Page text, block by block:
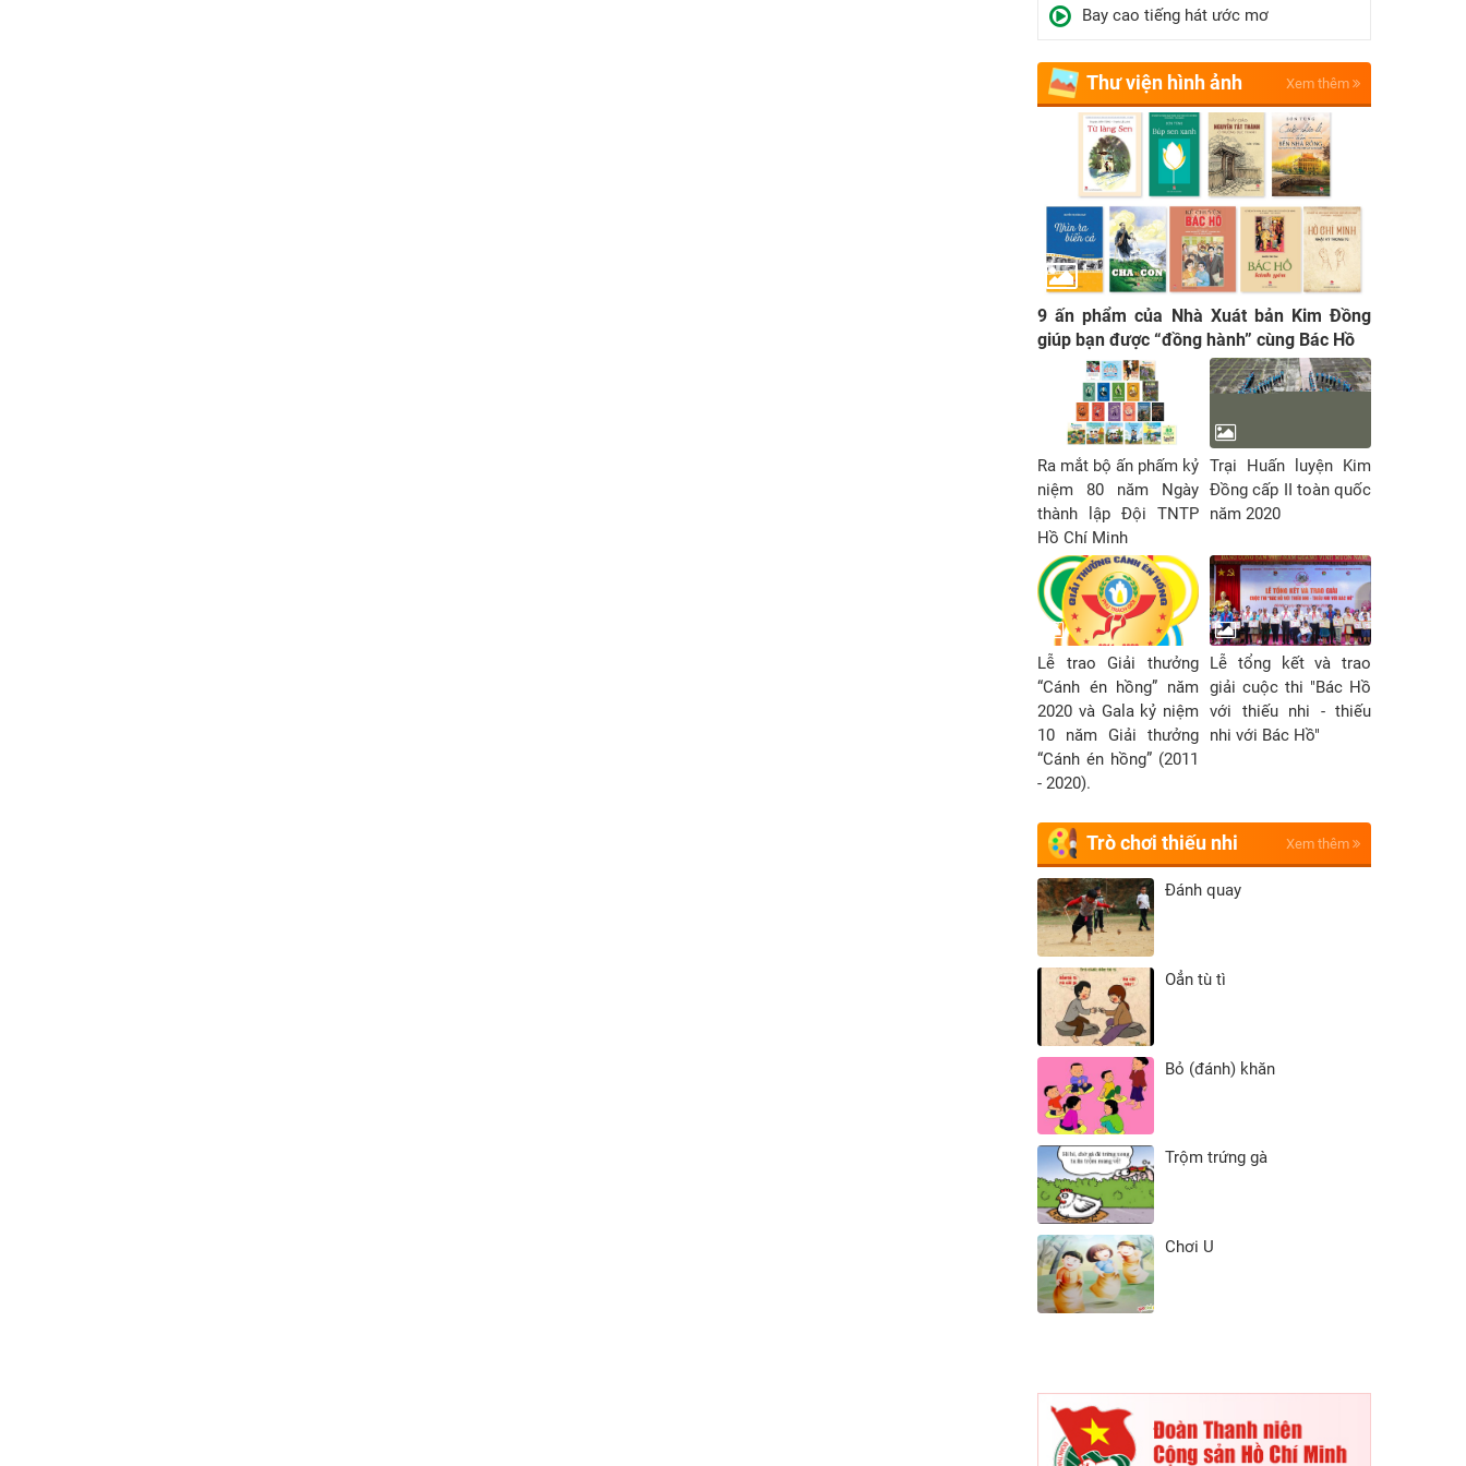
Bay cao tiếng hát ước mơ
Thư viện hình ảnh Xem thêm
9 ấn phẩm của Nhà Xuát bản Kim Đồng
giúp bạn được “đồng hành” cùng Bác Hồ
Ra mắt bộ ấn phấm kỷ
niệm 80 năm Ngày
thành lập Đội TNTP
Hồ Chí Minh
Trại Huấn luyện Kim
Đồng cấp II toàn quốc
năm 2020
Lễ trao Giải thưởng
“Cánh én hồng” năm
2020 và Gala kỷ niệm
10 năm Giải thưởng
“Cánh én hồng” (2011
- 2020).
Lễ tổng kết và trao
giải cuộc thi "Bác Hồ
với thiếu nhi - thiếu
nhi với Bác Hồ"
Trò chơi thiếu nhi Xem thêm
Đánh quay
Oẳn tù tì
Bỏ (đánh) khăn
Trộm trứng gà
Chơi U